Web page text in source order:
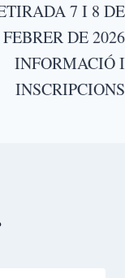
7 I 8 DE
FEBRER DE 2026
INFORMACIÓ I
INSCRIPCIONS